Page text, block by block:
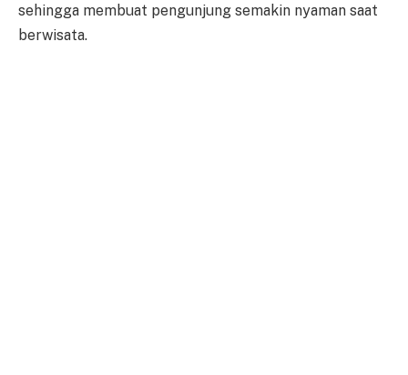
sehingga membuat pengunjung semakin nyaman saat
berwisata.